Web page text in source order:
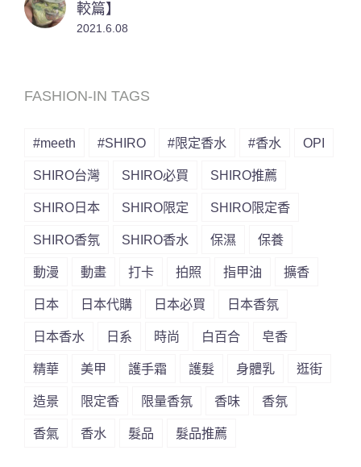
較篇】
2021.6.08
FASHION-IN TAGS
#meeth #SHIRO #限定香水 #香水 OPI
SHIRO台灣 SHIRO必買 SHIRO推薦
SHIRO日本 SHIRO限定 SHIRO限定香
SHIRO香氛 SHIRO香水 保濕 保養
動漫 動畫 打卡 拍照 指甲油 擴香
日本 日本代購 日本必買 日本香氛
日本香水 日系 時尚 白百合 皂香
精華 美甲 護手霜 護髮 身體乳 逛街
造景 限定香 限量香氛 香味 香氛
香氣 香水 髮品 髮品推薦